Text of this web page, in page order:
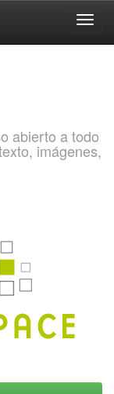
abierto a todo
imágenes,